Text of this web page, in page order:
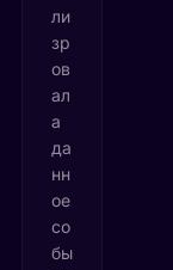
ли
зр
ов
ал
а
да
нн
ое
со
бы